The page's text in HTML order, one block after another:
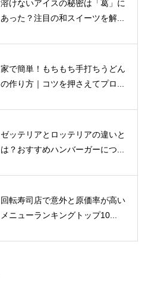
溶けないアイスの秘密は「葛」に
あった？注目の和スイーツを解...
家で簡単！もちもち手打ちうどん
の作り方｜コツを押さえてプロ...
ゼッテリアとロッテリアの違いと
は？おすすめハンバーガーにつ...
回転寿司店で意外と原価率が高い
メニューランキングトップ10...